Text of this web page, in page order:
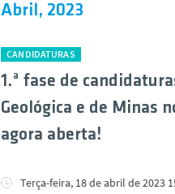
Abril, 2023
CANDIDATURAS
1.ª fase de
Geológica e de Minas
agora aberta!
Terça-feira, 18 de abril de 2023